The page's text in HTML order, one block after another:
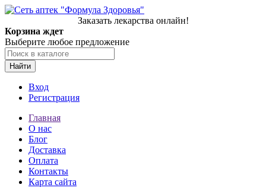
Заказать лекарства онлайн!
Корзина ждет
Выберите любое предложение
Найти
Вход
Регистрация
Главная
О нас
Блог
Доставка
Оплата
Контакты
Карта сайта